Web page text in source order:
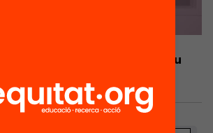
la Escuela Municipal de
de Barcelona de su